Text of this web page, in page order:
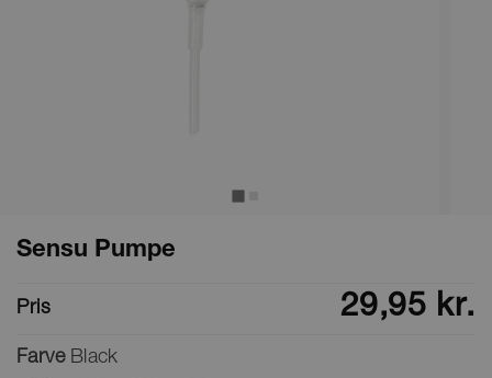
Sensu Pumpe
Pris 29,95 kr.
Farve Black